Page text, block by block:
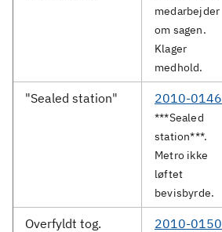
medarbejder
om sagen.
Klager
medhold.
"Sealed station" 2010-0146
***Sealed
station***.
Metro ikke
løftet
bevisbyrde.
Overfyldt tog.
2010-0150